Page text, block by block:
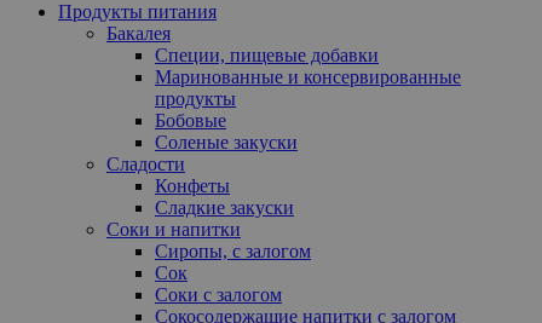
Продукты питания
Бакалея
Специи, пищевые добавки
Маринованные и консервированные
продукты
Бобовые
Соленые закуски
Сладости
Конфеты
Сладкие закуски
Соки и напитки
Сиропы, с залогом
Сок
Соки с залогом
Сокосодержащие напитки с залогом